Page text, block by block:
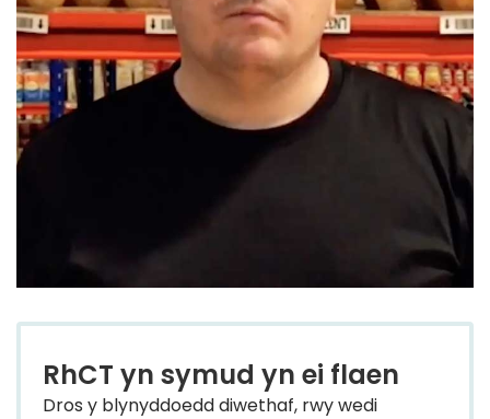
RhCT yn symud yn ei flaen
Dros y blynyddoedd diwethaf, rwy wedi